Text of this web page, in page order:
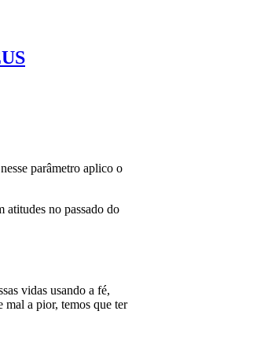
parâmetro aplico o
atitudes no passado do
vidas usando a fé,
mal a pior, temos que ter